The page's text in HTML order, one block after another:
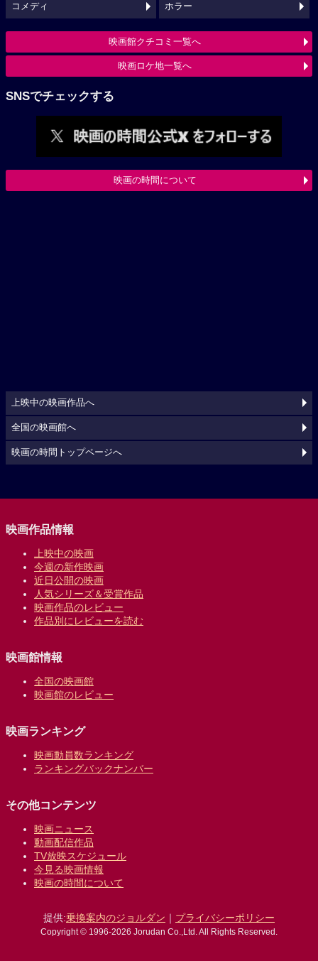
コメディ ホラー
映画館クチコミ一覧へ
映画ロケ地一覧へ
SNSでチェックする
映画の時間について
上映中の映画作品へ
全国の映画館へ
映画の時間トップページへ
映画作品情報
上映中の映画
今週の新作映画
近日公開の映画
人気シリーズ＆受賞作品
映画作品のレビュー
作品別にレビューを読む
映画館情報
全国の映画館
映画館のレビュー
映画ランキング
映画動員数ランキング
ランキングバックナンバー
その他コンテンツ
映画ニュース
動画配信作品
TV放映スケジュール
今見る映画情報
映画の時間について
提供:乗換案内のジョルダン ｜ プライバシーポリシー
Copyright © 1996-2026 Jorudan Co.,Ltd. All Rights Reserved.